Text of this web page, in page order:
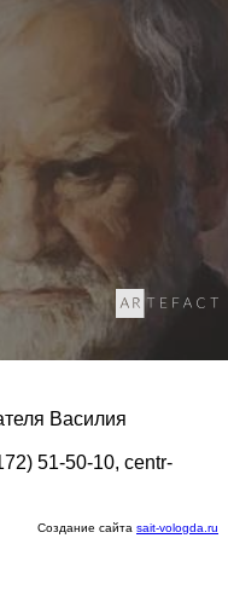
Василия
51-50-10, centr-
Создание сайта sait-vologda.ru